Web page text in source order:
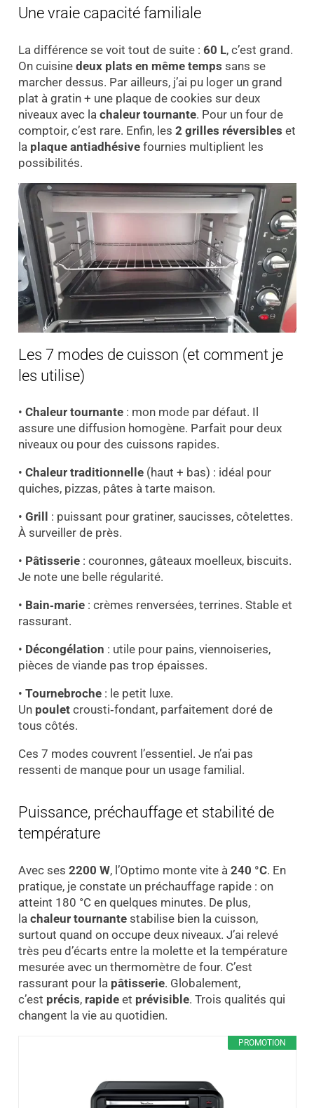
Une vraie capacité familiale
La différence se voit tout de suite : 60 L, c’est grand.
On cuisine deux plats en même temps sans se
marcher dessus. Par ailleurs, j’ai pu loger un grand
plat à gratin + une plaque de cookies sur deux
niveaux avec la chaleur tournante. Pour un four de
comptoir, c’est rare. Enfin, les 2 grilles réversibles et
la plaque antiadhésivefournies multiplient les
possibilités.
Les 7 modes de cuisson (et comment je
les utilise)
• Chaleur tournante: mon mode par défaut. Il
assure une diffusion homogène. Parfait pour deux
niveaux ou pour des cuissons rapides.
• Chaleur traditionnelle(haut + bas) : idéal pour
quiches, pizzas, pâtes à tarte maison.
• Grill
: puissant pour gratiner, saucisses, côtelettes.
À surveiller de près.
• Pâtisserie: couronnes, gâteaux moelleux, biscuits.
Je note une belle régularité.
• Bain‑marie: crèmes renversées, terrines. Stable et
rassurant.
• Décongélation : utile pour pains, viennoiseries,
pièces de viande pas trop épaisses.
• Tournebroche: le petit luxe.
Un pouletcrousti‑fondant, parfaitement doré de
tous côtés.
Ces 7 modes couvrent l’essentiel. Je n’ai pas
ressenti de manque pour un usage familial.
Puissance, préchauffage et stabilité de
température
Avec ses 2200 W, l’Optimo monte vite à 240 °C. En
pratique, je constate un préchauffage rapide : on
atteint 180 °C en quelques minutes. De plus,
la chaleur tournantestabilise bien la cuisson,
surtout quand on occupe deux niveaux. J’ai relevé
très peu d’écarts entre la molette et la température
mesurée avec un thermomètre de four. C’est
rassurant pour la pâtisserie. Globalement,
c’est précis, rapideet prévisible. Trois qualités qui
changent la vie au quotidien.
PROMOTION